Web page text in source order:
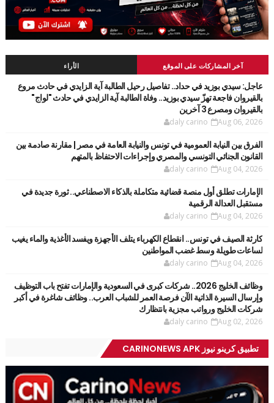
آخر المشاركات على الموقع الأراء
عاجل: سيدي بوزيد في حداد.. تفاصيل رحيل الطالبة آية الزايدي في حادث مروع
بالقيروان فاجعة تهزّ سيدي بوزيد.. وفاة الطالبة آية الزايدي في حادث "لواج"
بالقيروان ومصرع 3 آخرين
daly carino Aug 06, 2026
الفرق بين النيابة العمومية في تونس والنيابة العامة في مصر | مقارنة صادمة بين
القانون الجنائي التونسي والمصري وإجراءات الاحتفاظ بالمتهم
daly carino Aug 04, 2026
الإمارات تطلق أول منصة قضائية متكاملة بالذكاء الاصطناعي.. ثورة جديدة في
مستقبل العدالة الرقمية
daly carino Aug 04, 2026
كارثة الصيف في تونس.. انقطاع الكهرباء يتلف الأجهزة ويفسد الأغذية والماء يغيب
لساعات طويلة وسط غضب المواطنين
daly carino Aug 04, 2026
وظائف الخليج 2026.. شركات كبرى في السعودية والإمارات تفتح باب التوظيف
وإرسال السيرة الذاتية الآن فرصة العمر للشباب العرب.. وظائف شاغرة في أكبر
شركات الخليج ورواتب مجزية بانتظارك
daly carino Aug 02, 2026
تطبيق كرينو نيوز CARINONEWS APK